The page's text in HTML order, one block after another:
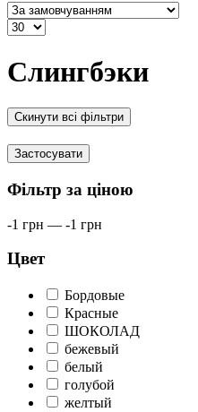
Слингбэки
Скинути всі фільтри
Застосувати
Фільтр за ціною
-1 грн — -1 грн
Цвет
Бордовые
Красные
ШОКОЛАД
бежевый
белый
голубой
желтый